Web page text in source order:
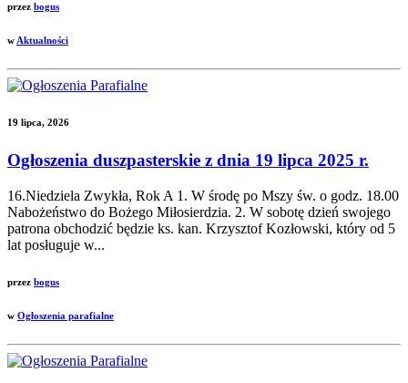
przez bogus
w Aktualności
19 lipca, 2026
Ogłoszenia duszpasterskie z dnia 19 lipca 2025 r.
16.Niedziela Zwykła, Rok A 1. W środę po Mszy św. o godz. 18.00
Nabożeństwo do Bożego Miłosierdzia. 2. W sobotę dzień swojego
patrona obchodzić będzie ks. kan. Krzysztof Kozłowski, który od 5
lat posługuje w...
przez bogus
w Ogłoszenia parafialne